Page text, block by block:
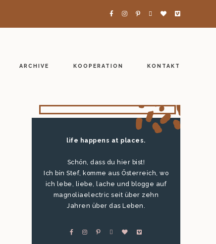
ARCHIVE KOOPERATION KONTAKT
life happens at places.
Schön, dass du hier bist!
Ich bin Stef, komme aus Österreich, wo
ich lebe, liebe, lache und blogge auf
magnoliaelectric seit über zehn
Jahren über das Leben.